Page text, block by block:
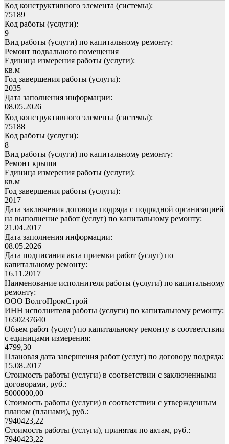
Код конструктивного элемента (системы):
75189
Код работы (услуги):
9
Вид работы (услуги) по капитальному ремонту:
Ремонт подвального помещения
Единица измерения работы (услуги):
кв.м
Год завершения работы (услуги):
2035
Дата заполнения информации:
08.05.2026
Код конструктивного элемента (системы):
75188
Код работы (услуги):
8
Вид работы (услуги) по капитальному ремонту:
Ремонт крыши
Единица измерения работы (услуги):
кв.м
Год завершения работы (услуги):
2017
Дата заключения договора подряда с подрядной организацией
на выполнение работ (услуг) по капитальному ремонту:
21.04.2017
Дата заполнения информации:
08.05.2026
Дата подписания акта приемки работ (услуг) по
капитальному ремонту:
16.11.2017
Наименование исполнителя работы (услуги) по капитальному
ремонту:
ООО ВолгоПромСтрой
ИНН исполнителя работы (услуги) по капитальному ремонту:
1650237640
Объем работ (услуг) по капитальному ремонту в соответствии
с единицами измерения:
4799,30
Плановая дата завершения работ (услуг) по договору подряда:
15.08.2017
Стоимость работы (услуги) в соответствии с заключенными
договорами, руб.:
5000000,00
Стоимость работы (услуги) в соответствии с утвержденным
планом (планами), руб.:
7940423,22
Стоимость работы (услуги), принятая по актам, руб.:
7940423,22